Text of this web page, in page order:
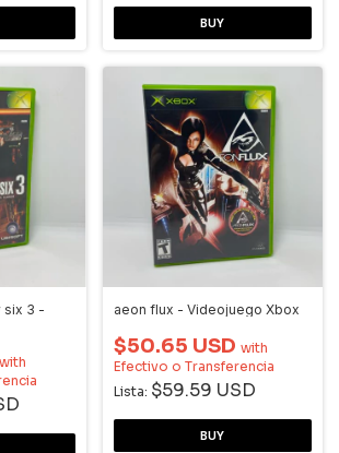
six 3 -
with
aeon flux - Videojuego Xbox
$50.65 USD with
Efectivo o Transferencia
Lista: $59.59 USD